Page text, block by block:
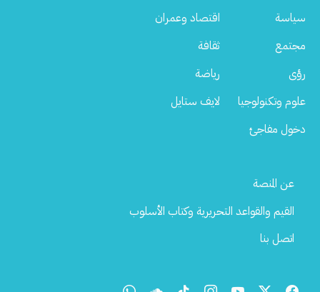
سياسة
اقتصاد وعمران
مجتمع
ثقافة
رؤى
رياضة
علوم وتكنولوجيا
لايف ستايل
دخول مفاجئ
Footer
عن المنصة
القيم والقواعد التحريرية وكتاب الأسلوب
اتصل بنا